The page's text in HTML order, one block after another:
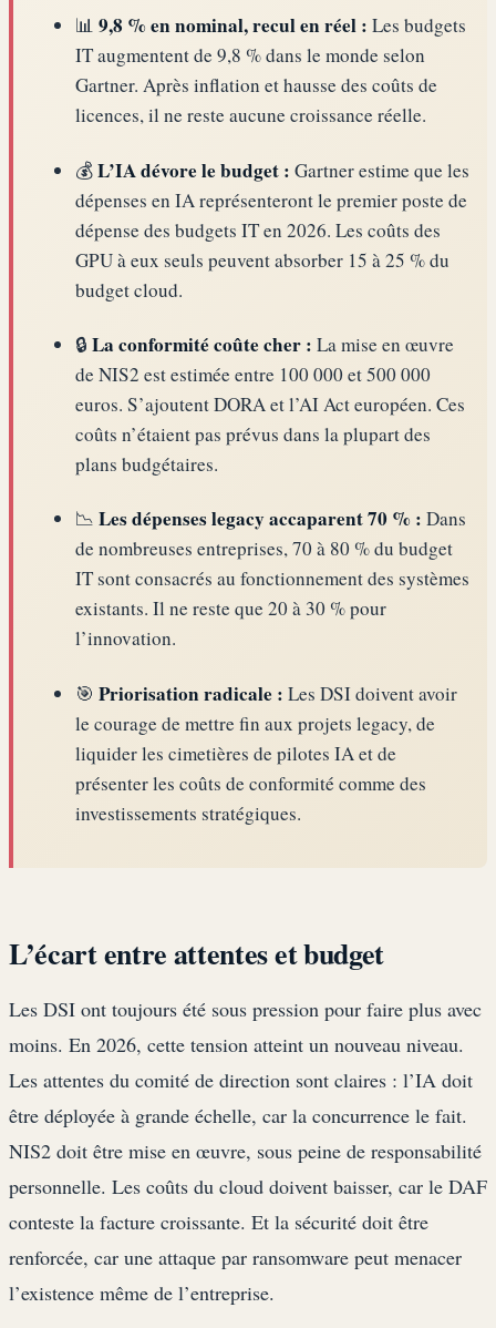
📊 9,8 % en nominal, recul en réel : Les budgets
IT augmentent de 9,8 % dans le monde selon
Gartner. Après inflation et hausse des coûts de
licences, il ne reste aucune croissance réelle.
💰L’IA dévore le budget : Gartner estime que les
dépenses en IA représenteront le premier poste de
dépense des budgets IT en 2026. Les coûts des
GPU à eux seuls peuvent absorber 15 à 25 % du
budget cloud.
🔒 La conformité coûte cher : La mise en œuvre
de NIS2 est estimée entre 100 000 et 500 000
euros. S’ajoutent DORA et l’AI Act européen. Ces
coûts n’étaient pas prévus dans la plupart des
plans budgétaires.
📉 Les dépenses legacy accaparent 70 % : Dans
de nombreuses entreprises, 70 à 80 % du budget
IT sont consacrés au fonctionnement des systèmes
existants. Il ne reste que 20 à 30 % pour
l’innovation.
🎯 Priorisation radicale : Les DSI doivent avoir
le courage de mettre fin aux projets legacy, de
liquider les cimetières de pilotes IA et de
présenter les coûts de conformité comme des
investissements stratégiques.
L’écart entre attentes et budget
Les DSI ont toujours été sous pression pour faire plus avec
moins. En 2026, cette tension atteint un nouveau niveau.
Les attentes du comité de direction sont claires : l’IA doit
être déployée à grande échelle, car la concurrence le fait.
NIS2 doit être mise en œuvre, sous peine de responsabilité
personnelle. Les coûts du cloud doivent baisser, car le DAF
conteste la facture croissante. Et la sécurité doit être
renforcée, car une attaque par ransomware peut menacer
l’existence même de l’entreprise.